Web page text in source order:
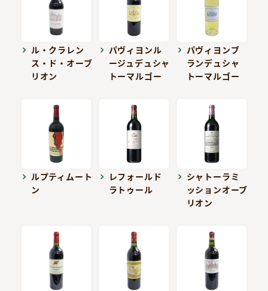
ル・クラレン
ス・ド・オーブ
リオン
パヴィヨンル
ージュデュシャ
トーマルゴー
パヴィヨンブ
ランデュシャ
トーマルゴー
ルプティムート
ン
レフォールド
ラトゥール
シャトーラミ
ッションオーブ
リオン